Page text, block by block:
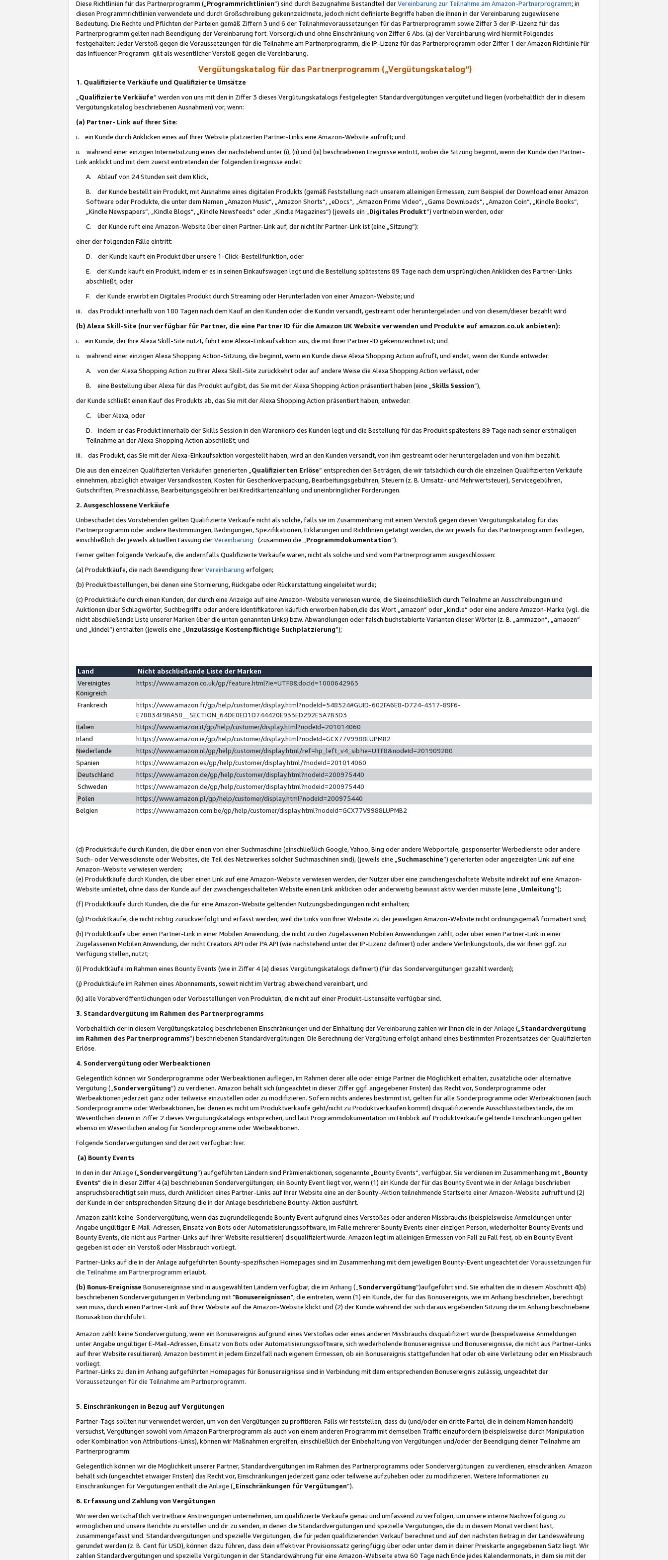
Diese Richtlinien für das Partnerprogramm („Programmrichtlinien“) sind durch Bezugnahme Bestandteil derVereinbarung zur Teilnahme am Amazon-Partnerprogramm; in
diesen Programmrichtlinien verwendete und durch Großschreibung gekennzeichnete, jedoch nicht definierte Begriffe haben die ihnen in der Vereinbarung zugewiesene
Bedeutung. Die Rechte und Pflichten der Parteien gemäß Ziffern 3 und 6 der Teilnahmevoraussetzungen für das Partnerprogramm sowie Ziffer 3 der IP-Lizenz für das
Partnerprogramm gelten nach Beendigung der Vereinbarung fort. Vorsorglich und ohne Einschränkung von Ziffer 6 Abs. (a) der Vereinbarung wird hiermit Folgendes
festgehalten: Jeder Verstoß gegen die Voraussetzungen für die Teilnahme am Partnerprogramm, die IP-Lizenz für das Partnerprogramm oder Ziffer 1 der Amazon Richtlinie für
das Influencer Programm gilt als wesentlicher Verstoß gegen die Vereinbarung.
Vergütungskatalog für das Partnerprogramm („Vergütungskatalog“)
1. Qualifizierte Verkäufe und Qualifizierte Umsätze
Qualifizierte Verkäufe“ werden von uns mit den in Ziffer 3 dieses Vergütungskatalogs festgelegten Standardvergütungen vergütet und liegen (vorbehaltlich der in diesem
Vergütungskatalog beschriebenen Ausnahmen) vor, wenn:
(a) Partner- Link auf Ihrer Site:
i. ein Kunde durch Anklicken eines auf Ihrer Website platzierten Partner-Links eine Amazon-Website aufruft; und
ii. während einer einzigen Internetsitzung eines der nachstehend unter (i), (ii) und (iii) beschriebenen Ereignisse eintritt, wobei die Sitzung beginnt, wenn der Kunde den Partner-
Link anklickt und mit dem zuerst eintretenden der folgenden Ereignisse endet:
A. Ablauf von 24 Stunden seit dem Klick,
B. der Kunde bestellt ein Produkt, mit Ausnahme eines digitalen Produkts (gemäß Feststellung nach unserem alleinigen Ermessen, zum Beispiel der Download einer Amazon
Software oder Produkte, die unter dem Namen „Amazon Music“, „Amazon Shorts“, „eDocs“, „Amazon Prime Video“, „Game Downloads“, „Amazon Coin“, „Kindle Books“,
„Kindle Newspapers“, „Kindle Blogs“, „Kindle Newsfeeds“ oder „Kindle Magazines“) (jeweils ein „ Digitales Produkt“) vertrieben werden, oder
C. der Kunde ruft eine Amazon-Website über einen Partner-Link auf, der nicht Ihr Partner-Link ist (eine „Sitzung“):
einer der folgenden Fälle eintritt:
D. der Kunde kauft ein Produkt über unsere 1-Click-Bestellfunktion, oder
E. der Kunde kauft ein Produkt, indem er es in seinen Einkaufswagen legt und die Bestellung spätestens 89 Tage nach dem ursprünglichen Anklicken des Partner-Links
abschließt, oder
F. der Kunde erwirbt ein Digitales Produkt durch Streaming oder Herunterladen von einer Amazon-Website; und
iii. das Produkt innerhalb von 180 Tagen nach dem Kauf an den Kunden oder die Kundin versandt, gestreamt oder heruntergeladen und von diesem/dieser bezahlt wird
(b) Alexa Skill-Site (nur verfügbar für Partner, die eine Partner ID für die Amazon UK Website verwenden und Produkte auf amazon.co.uk anbieten):
i. ein Kunde, der Ihre Alexa Skill-Site nutzt, führt eine Alexa-Einkaufsaktion aus, die mit Ihrer Partner-ID gekennzeichnet ist; und
ii. während einer einzigen Alexa Shopping Action-Sitzung, die beginnt, wenn ein Kunde diese Alexa Shopping Action aufruft, und endet, wenn der Kunde entweder:
A. von der Alexa Shopping Action zu Ihrer Alexa Skill-Site zurückkehrt oder auf andere Weise die Alexa Shopping Action verlässt, oder
B. eine Bestellung über Alexa für das Produkt aufgibt, das Sie mit der Alexa Shopping Action präsentiert haben (eine „ Skills Session“),
der Kunde schließt einen Kauf des Produkts ab, das Sie mit der Alexa Shopping Action präsentiert haben, entweder:
C. über Alexa, oder
D. indem er das Produkt innerhalb der Skills Session in den Warenkorb des Kunden legt und die Bestellung für das Produkt spätestens 89 Tage nach seiner erstmaligen
Teilnahme an der Alexa Shopping Action abschließt; und
iii. das Produkt, das Sie mit der Alexa-Einkaufsaktion vorgestellt haben, wird an den Kunden versandt, von ihm gestreamt oder heruntergeladen und von ihm bezahlt.
Die aus den einzelnen Qualifizierten Verkäufen generierten „ Qualifizierten Erlöse“ entsprechen den Beträgen, die wir tatsächlich durch die einzelnen Qualifizierten Verkäufe
einnehmen, abzüglich etwaiger Versandkosten, Kosten für Geschenkverpackung, Bearbeitungsgebühren, Steuern (z. B. Umsatz- und Mehrwertsteuer), Servicegebühren,
Gutschriften, Preisnachlässe, Bearbeitungsgebühren bei Kreditkartenzahlung und uneinbringlicher Forderungen.
2. Ausgeschlossene Verkäufe
Unbeschadet des Vorstehenden gelten Qualifizierte Verkäufe nicht als solche, falls sie im Zusammenhang mit einem Verstoß gegen diesen Vergütungskatalog für das
Partnerprogramm oder andere Bestimmungen, Bedingungen, Spezifikationen, Erklärungen und Richtlinien getätigt werden, die wir jeweils für das Partnerprogramm festlegen,
einschließlich der jeweils aktuellen Fassung derVereinbarung (zusammen die „ Programmdokumentation“).
Ferner gelten folgende Verkäufe, die andernfalls Qualifizierte Verkäufe wären, nicht als solche und sind vom Partnerprogramm ausgeschlossen:
(a) Produktkäufe, die nach Beendigung IhrerVereinbarung erfolgen;
(b) Produktbestellungen, bei denen eine Stornierung, Rückgabe oder Rückerstattung eingeleitet wurde;
(c) Produktkäufe durch einen Kunden, der durch eine Anzeige auf eine Amazon-Website verwiesen wurde, die Sieeinschließlich durch Teilnahme an Ausschreibungen und
Auktionen über Schlagwörter, Suchbegriffe oder andere Identifikatoren käuflich erworben haben,die das Wort „amazon“ oder „kindle“ oder eine andere Amazon-Marke (vgl. die
nicht abschließende Liste unserer Marken über die unten genannten Links) bzw. Abwandlungen oder falsch buchstabierte Varianten dieser Wörter (z. B. „ammazon“, „amaozn“
und „kindel“) enthalten (jeweils eine „ Unzulässige Kostenpflichtige Suchplatzierung”);
Land
Nicht abschließende Liste der Marken
Vereinigtes
Königreich
https://www.amazon.co.uk/gp/feature.html?ie=UTF8&docId=1000642963
Frankreich
https://www.amazon.fr/gp/help/customer/display.html?nodeId=548524#GUID-602FA6E8-D724-4317-89F6-
E78834F9BA58__SECTION_64DE0ED1D744420E933ED292E5A7B3D3
Italien
https://www.amazon.it/gp/help/customer/display.html?nodeId=201014060
Irland
https://www.amazon.ie/gp/help/customer/display.html?nodeId=GCX77V9988LUPMB2
Niederlande
https://www.amazon.nl/gp/help/customer/display.html/ref=hp_left_v4_sib?ie=UTF8&nodeId=201909280
Spanien
https://www.amazon.es/gp/help/customer/display.html/?nodeId=201014060
Deutschland
https://www.amazon.de/gp/help/customer/display.html?nodeId=200975440
Schweden
https://www.amazon.de/gp/help/customer/display.html?nodeId=200975440
Polen
https://www.amazon.pl/gp/help/customer/display.html?nodeId=200975440
Belgien
https://www.amazon.com.be/gp/help/customer/display.html?nodeId=GCX77V9988LUPMB2
(d) Produktkäufe durch Kunden, die über einen von einer Suchmaschine (einschließlich Google, Yahoo, Bing oder andere Webportale, gesponserter Werbedienste oder andere
Such- oder Verweisdienste oder Websites, die Teil des Netzwerkes solcher Suchmaschinen sind), (jeweils eine „ Suchmaschine“) generierten oder angezeigten Link auf eine
Amazon-Website verwiesen werden;
(e) Produktkäufe durch Kunden, die über einen Link auf eine Amazon-Website verwiesen werden, der Nutzer über eine zwischengeschaltete Website indirekt auf eine Amazon-
Website umleitet, ohne dass der Kunde auf der zwischengeschalteten Website einen Link anklicken oder anderweitig bewusst aktiv werden müsste (eine „ Umleitung“);
(f) Produktkäufe durch Kunden, die die für eine Amazon-Website geltenden Nutzungsbedingungen nicht einhalten;
(g) Produktkäufe, die nicht richtig zurückverfolgt und erfasst werden, weil die Links von Ihrer Website zu der jeweiligen Amazon-Website nicht ordnungsgemäß formatiert sind;
(h) Produktkäufe über einen Partner-Link in einer Mobilen Anwendung, die nicht zu den Zugelassenen Mobilen Anwendungen zählt, oder über einen Partner-Link in einer
Zugelassenen Mobilen Anwendung, der nicht Creators API oder PA API (wie nachstehend unter der IP-Lizenz definiert) oder andere Verlinkungstools, die wir Ihnen ggf. zur
Verfügung stellen, nutzt;
(i) Produktkäufe im Rahmen eines Bounty Events (wie in Ziffer 4 (a) dieses Vergütungskatalogs definiert) (für das Sondervergütungen gezahlt werden);
(j) Produktkäufe im Rahmen eines Abonnements, soweit nicht im Vertrag abweichend vereinbart, und
(k) alle Vorabveröffentlichungen oder Vorbestellungen von Produkten, die nicht auf einer Produkt-Listenseite verfügbar sind.
3. Standardvergütung im Rahmen des Partnerprogramms
Vorbehaltlich der in diesem Vergütungskatalog beschriebenen Einschränkungen und der Einhaltung derVereinbarung zahlen wir Ihnen die in derAnlage („ Standardvergütung
im Rahmen des Partnerprogramms“) beschriebenen Standardvergütungen. Die Berechnung der Vergütung erfolgt anhand eines bestimmten Prozentsatzes der Qualifizierten
Erlöse.
4. Sondervergütung oder Werbeaktionen
Gelegentlich können wir Sonderprogramme oder Werbeaktionen auflegen, im Rahmen derer alle oder einige Partner die Möglichkeit erhalten, zusätzliche oder alternative
Vergütung („ Sondervergütung”) zu verdienen. Amazon behält sich (ungeachtet in dieser Ziffer ggf. angegebener Fristen) das Recht vor, Sonderprogramme oder
Werbeaktionen jederzeit ganz oder teilweise einzustellen oder zu modifizieren. Sofern nichts anderes bestimmt ist, gelten für alle Sonderprogramme oder Werbeaktionen (auch
Sonderprogramme oder Werbeaktionen, bei denen es nicht um Produktverkäufe geht/nicht zu Produktverkäufen kommt) disqualifizierende Ausschlusstatbestände, die im
Wesentlichen denen in Ziffer 2 dieses Vergütungskatalogs entsprechen, und laut Programmdokumentation im Hinblick auf Produktverkäufe geltende Einschränkungen gelten
ebenso im Wesentlichen analog für Sonderprogramme oder Werbeaktionen.
Folgende Sondervergütungen sind derzeit verfügbar: hier.
(a) Bounty Events
In den in derAnlage („ Sondervergütung“) aufgeführten Ländern sind Prämienaktionen, sogenannte „Bounty Events“, verfügbar. Sie verdienen im Zusammenhang mit „ Bounty
Events“ die in dieser Ziffer 4 (a) beschriebenen Sondervergütungen; ein Bounty Event liegt vor, wenn (1) ein Kunde der für das Bounty Event wie in der Anlage beschrieben
anspruchsberechtigt sein muss, durch Anklicken eines Partner-Links auf Ihrer Website eine an der Bounty-Aktion teilnehmende Startseite einer Amazon-Website aufruft und (2)
der Kunde in der entsprechenden Sitzung die in der Anlage beschriebene Bounty-Aktion ausführt.
Amazon zahlt keine Sondervergütung, wenn das zugrundeliegende Bounty Event aufgrund eines Verstoßes oder anderen Missbrauchs (beispielsweise Anmeldungen unter
Angabe ungültiger E-Mail-Adressen, Einsatz von Bots oder Automatisierungssoftware, im Falle mehrerer Bounty Events einer einzigen Person, wiederholter Bounty Events und
Bounty Events, die nicht aus Partner-Links auf Ihrer Website resultieren) disqualifiziert wurde. Amazon legt im alleinigen Ermessen von Fall zu Fall fest, ob ein Bounty Event
gegeben ist oder ein Verstoß oder Missbrauch vorliegt.
Partner-Links auf die in der Anlage aufgeführten Bounty-spezifischen Homepages sind im Zusammenhang mit dem jeweiligen Bounty-Event ungeachtet derVoraussetzungen für
die Teilnahme am Partnerprogramm erlaubt.
(b) Bonus-Ereignisse Bonusereignisse sind in ausgewählten Ländern verfügbar, die im Anhang („ Sondervergütung“)aufgeführt sind. Sie erhalten die in diesem Abschnitt 4(b)
beschriebenen Sondervergütungen in Verbindung mit "Bonusereignissen", die eintreten, wenn (1) ein Kunde, der für das Bonusereignis, wie im Anhang beschrieben, berechtigt
sein muss, durch einen Partner-Link auf Ihrer Website auf die Amazon-Website klickt und (2) der Kunde während der sich daraus ergebenden Sitzung die im Anhang beschriebene
Bonusaktion durchführt.
Amazon zahlt keine Sondervergütung, wenn ein Bonusereignis aufgrund eines Verstoßes oder eines anderen Missbrauchs disqualifiziert wurde (beispielsweise Anmeldungen
unter Angabe ungültiger E-Mail-Adressen, Einsatz von Bots oder Automatisierungssoftware, sich wiederholende Bonusereignisse und Bonusereignisse, die nicht aus Partner-Links
auf Ihrer Website resultieren). Amazon bestimmt in jedem Einzelfall nach eigenem Ermessen, ob ein Bonusereignis stattgefunden hat oder ob eine Verletzung oder ein Missbrauch
vorliegt.
Partner-Links zu den im Anhang aufgeführten Homepages für Bonusereignisse sind in Verbindung mit dem entsprechenden Bonusereignis zulässig, ungeachtet der
Voraussetzungen für die Teilnahme am Partnerprogramm.
5. Einschränkungen in Bezug auf Vergütungen
Partner-Tags sollten nur verwendet werden, um von den Vergütungen zu profitieren. Falls wir feststellen, dass du (und/oder ein dritte Partei, die in deinem Namen handelt)
versuchst, Vergütungen sowohl vom Amazon Partnerprogramm als auch von einem anderen Programm mit demselben Traffic einzufordern (beispielsweise durch Manipulation
oder Kombination von Attributions-Links), können wir Maßnahmen ergreifen, einschließlich der Einbehaltung von Vergütungen und/oder der Beendigung deiner Teilnahme am
Partnerprogramm.
Gelegentlich können wir die Möglichkeit unserer Partner, Standardvergütungen im Rahmen des Partnerprogramms oder Sondervergütungen zu verdienen, einschränken. Amazon
behält sich (ungeachtet etwaiger Fristen) das Recht vor, Einschränkungen jederzeit ganz oder teilweise aufzuheben oder zu modifizieren. Weitere Informationen zu
Einschränkungen für Vergütungen enthält die Anlage („ Einschränkungen für Vergütungen“).
6. Erfassung und Zahlung von Vergütungen
Wir werden wirtschaftlich vertretbare Anstrengungen unternehmen, um qualifizierte Verkäufe genau und umfassend zu verfolgen, um unsere interne Nachverfolgung zu
ermöglichen und unsere Berichte zu erstellen und dir zu senden, in denen die Standardvergütungen und spezielle Vergütungen, die du in diesem Monat verdient hast,
zusammengefasst sind. Standardvergütungen und spezielle Vergütungen, die für jeden qualifizierenden Verkauf berechnet und auf den nächsten Betrag in der Landeswährung
gerundet werden (z. B. Cent für USD), können dazu führen, dass dein effektiver Provisionssatz geringfügig über oder unter dem in deiner Preiskarte angegebenen Satz liegt. Wir
zahlen Standardvergütungen und spezielle Vergütungen in der Standardwährung für eine Amazon-Webseite etwa 60 Tage nach Ende jedes Kalendermonats, in dem sie mit der